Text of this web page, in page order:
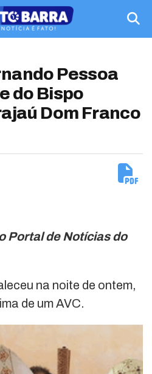
Pessoa
do Bispo
Dom Franco
Portal de Notícias do
na noite de ontem,
de um AVC.